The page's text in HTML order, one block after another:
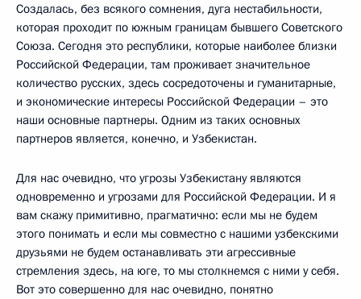
Создалась, без всякого сомнения, дуга нестабильности,
которая проходит по южным границам бывшего Советского
Союза. Сегодня это республики, которые наиболее близки
Российской Федерации, там проживает значительное
количество русских, здесь сосредоточены и гуманитарные,
и экономические интересы Российской Федерации – это
наши основные партнеры. Одним из таких основных
партнеров является, конечно, и Узбекистан.
Для нас очевидно, что угрозы Узбекистану являются
одновременно и угрозами для Российской Федерации. И я
вам скажу примитивно, прагматично: если мы не будем
этого понимать и если мы совместно с нашими узбекскими
друзьями не будем останавливать эти агрессивные
стремления здесь, на юге, то мы столкнемся с ними у себя.
Вот это совершенно для нас очевидно, понятно